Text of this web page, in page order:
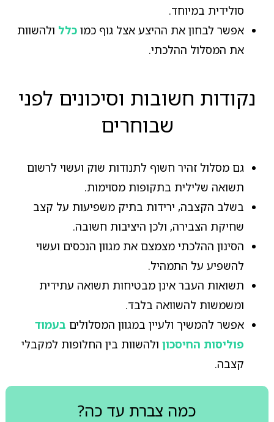
סולידית במיוחד.
אפשר לבחון את ההיצע אצל גוף כמו כלל ולהשוות
את המסלול ההלכתי.
נקודות חשובות וסיכונים לפני
שבוחרים
גם מסלול זהיר חשוף לתנודות שוק ועשוי לרשום
תשואה שלילית בתקופות מסוימות.
בשלב הקצבה, ירידות בתיק משפיעות על קצב
שחיקת הצבירה, ולכן היציבות חשובה.
הסינון ההלכתי מצמצם את מגוון הנכסים ועשוי
להשפיע על התמהיל.
תשואות העבר אינן מבטיחות תשואה עתידית
ומשמשות להשוואה בלבד.
אפשר להמשיך ולעיין במגוון המסלולים בעמוד
פוליסות החיסכוןולהשוות בין החלופות למקבלי
קצבה.
כמה צברת עד כה?